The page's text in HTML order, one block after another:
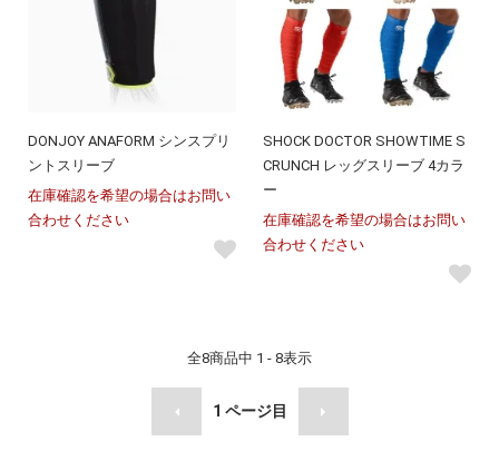
DONJOY ANAFORM シンスプリ
ントスリーブ
在庫確認を希望の場合はお問い
合わせください
SHOCK DOCTOR SHOWTIME S
CRUNCH レッグスリーブ 4カラ
ー
在庫確認を希望の場合はお問い
合わせください
全8商品中 1 - 8表示
1 ページ目